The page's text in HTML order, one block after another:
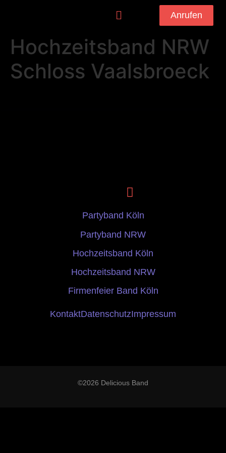
Anrufen
Hochzeitsband NRW
Schloss Vaalsbroeck
Partyband Köln
Partyband NRW
Hochzeitsband Köln
Hochzeitsband NRW
Firmenfeier Band Köln
KontaktDatenschutzImpressum
©2026 Delicious Band